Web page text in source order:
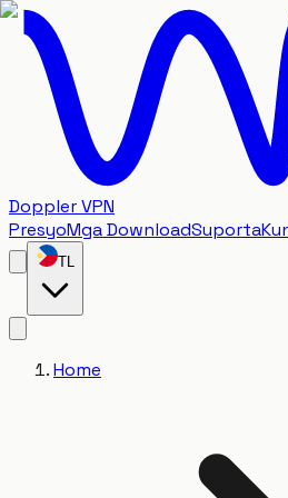
Doppler VPN
PresyoMga DownloadSuporta
TL
Home